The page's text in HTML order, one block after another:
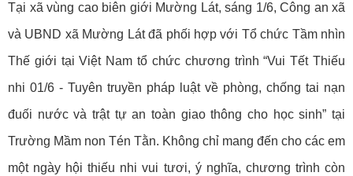
Tại xã vùng cao biên giới Mường Lát, sáng 1/6, Công an xã
và UBND xã Mường Lát đã phối hợp với Tổ chức Tầm nhìn
Thế giới tại Việt Nam tổ chức chương trình “Vui Tết Thiếu
nhi 01/6 - Tuyên truyền pháp luật về phòng, chống tai nạn
đuối nước và trật tự an toàn giao thông cho học sinh” tại
Trường Mầm non Tén Tằn. Không chỉ mang đến cho các em
một ngày hội thiếu nhi vui tươi, ý nghĩa, chương trình còn